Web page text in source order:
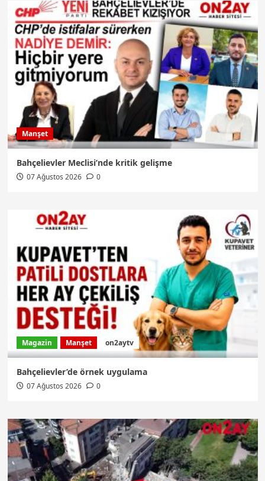
Manşet
Bahçelievler Meclisi’nde kritik gelişme
07 Ağustos 2026 0
Magazin Manşet on2aytv
Bahçelievler’de örnek uygulama
07 Ağustos 2026 0